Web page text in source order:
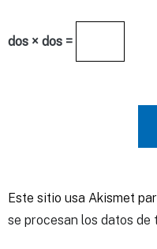
dos × dos =
Este sitio usa Akismet
se procesan los datos de